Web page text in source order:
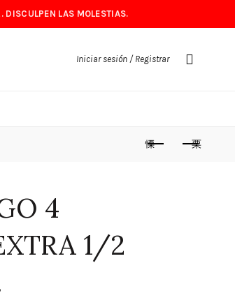
LAS MOLESTIAS.
Iniciar sesión / Registrar
4
1/2